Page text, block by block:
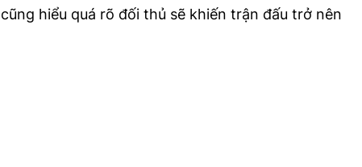
hiểu quá rõ đối thủ sẽ khiến trận đấu trở nên